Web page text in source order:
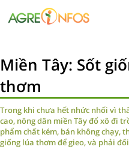
Miền Tây: Sốt
thơm
Trong khi chưa hết nhức nhối vì
cao, nông dân miền Tây đổ xô đi
phẩm chất kém, bán không chạy,
giống lúa thơm để gieo, và phải